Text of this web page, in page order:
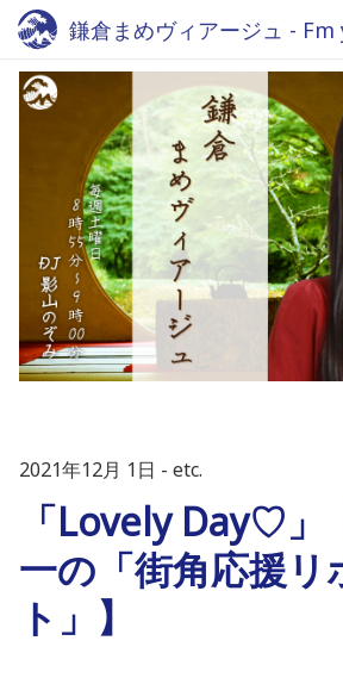
鎌倉まめヴィアージュ -
2021年12月 1日 etc.
「Lovely Day♡」
一の「街角応援リ
ト」】